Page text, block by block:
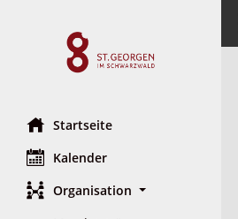
Startseite
Kalender
Organisation